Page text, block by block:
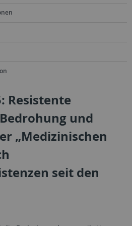
Resistente
und
„Medizinischen
seit den